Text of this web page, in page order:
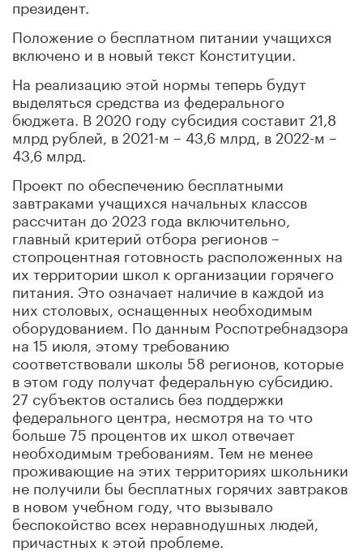
президент.
Положение о бесплатном питании учащихся
включено и в новый текст Конституции.
На реализацию этой нормы теперь будут
выделяться средства из федерального
бюджета. В 2020 году субсидия составит 21,8
млрд рублей, в 2021-м – 43,6 млрд, в 2022-м –
43,6 млрд.
Проект по обеспечению бесплатными
завтраками учащихся начальных классов
рассчитан до 2023 года включительно,
главный критерий отбора регионов –
стопроцентная готовность расположенных на
их территории школ к организации горячего
питания. Это означает наличие в каждой из
них столовых, оснащенных необходимым
оборудованием. По данным Роспотребнадзора
на 15 июля, этому требованию
соответствовали школы 58 регионов, которые
в этом году получат федеральную субсидию.
27 субъектов остались без поддержки
федерального центра, несмотря на то что
больше 75 процентов их школ отвечает
необходимым требованиям. Тем не менее
проживающие на этих территориях школьники
не получили бы бесплатных горячих завтраков
в новом учебном году, что вызывало
беспокойство всех неравнодушных людей,
причастных к этой проблеме.